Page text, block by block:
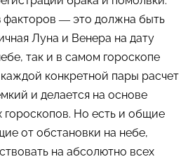
факторов — это должна быть
Луна и Венера на дату
так и в самом гороскопе
конкретной пары расчет
и делается на основе
гороскопов. Но есть и общие
от обстановки на небе,
на абсолютно всех